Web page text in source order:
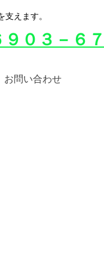
えます。
お問い合わせ
９０３－６